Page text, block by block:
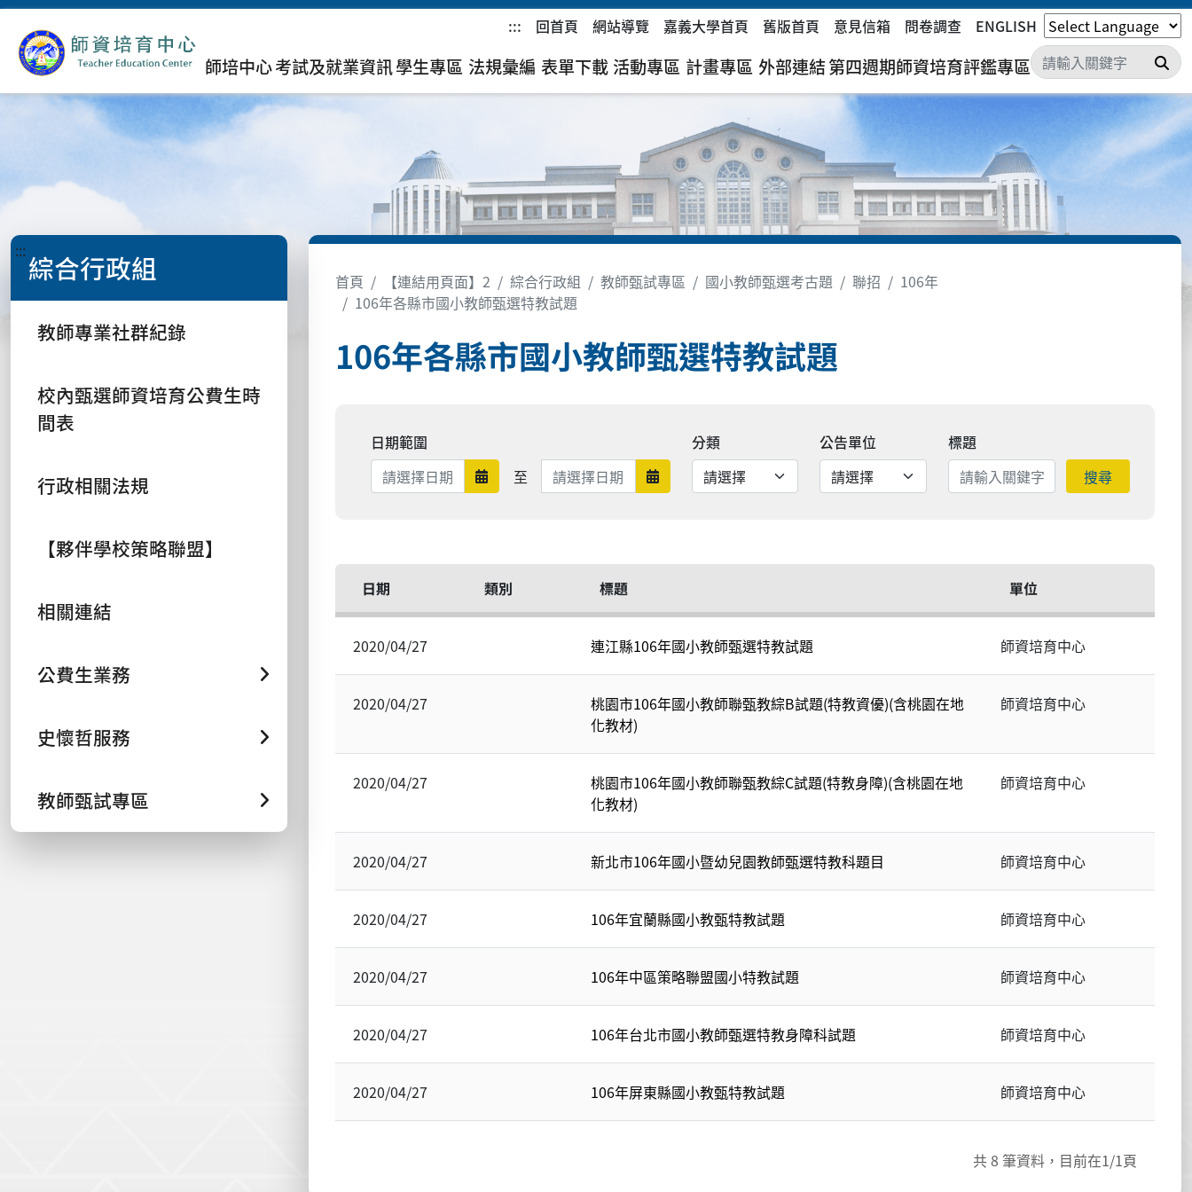
::: 回首頁 網站導覽 嘉義大學首頁 舊版首頁 意見信箱 問卷調查 ENGLISH
師培中心考試及就業資訊學生專區 法規彙編 表單下載 活動專區 計畫專區 外部連結第四週期師資培育評鑑專區 搜
::: 綜合行政組
教師專業社群紀錄
校內甄選師資培育公費生時
間表
行政相關法規
【夥伴學校策略聯盟】
相關連結
公費生業務
史懷哲服務
教師甄試專區
首頁 【連結用頁面】2 綜合行政組 教師甄試專區 國小教師甄選考古題 聯招
106年
106年各縣市國小教師甄選特教試題
106年各縣市國小教師甄選特教試題
日期範圍
日期範圍開始
至 日期範圍結束 日期範圍結束
分類 公告單位
標題
搜尋
日期 類別 標題 單位
2020/04/27 連江縣106年國小教師甄選特教試題 師資培育中心
2020/04/27
桃園市106年國小教師聯甄教綜B試題(特教資優)(含桃園在地
化教材)
師資培育中心
2020/04/27
桃園市106年國小教師聯甄教綜C試題(特教身障)(含桃園在地
化教材)
師資培育中心
2020/04/27 新北市106年國小暨幼兒園教師甄選特教科題目 師資培育中心
2020/04/27 106年宜蘭縣國小教甄特教試題 師資培育中心
2020/04/27 106年中區策略聯盟國小特教試題 師資培育中心
2020/04/27 106年台北市國小教師甄選特教身障科試題 師資培育中心
2020/04/27 106年屏東縣國小教甄特教試題 師資培育中心
共8 筆資料，目前在1/1頁